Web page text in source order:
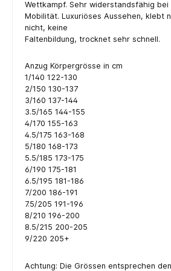
Wettkampf. Sehr widerstandsfähig
Mobilität. Luxuriöses Aussehen, klebt
nicht, keine
Faltenbildung, trocknet sehr schnell.
Anzug Körpergrösse in cm
1/140 122-130
2/150 130-137
3/160 137-144
3.5/165 144-155
4/170 155-163
4.5/175 163-168
5/180 168-173
5.5/185 173-175
6/190 175-181
6.5/195 181-186
7/200 186-191
7.5/205 191-196
8/210 196-200
8.5/215 200-205
9/220 205+
Achtung: Die Grössen entsprechen